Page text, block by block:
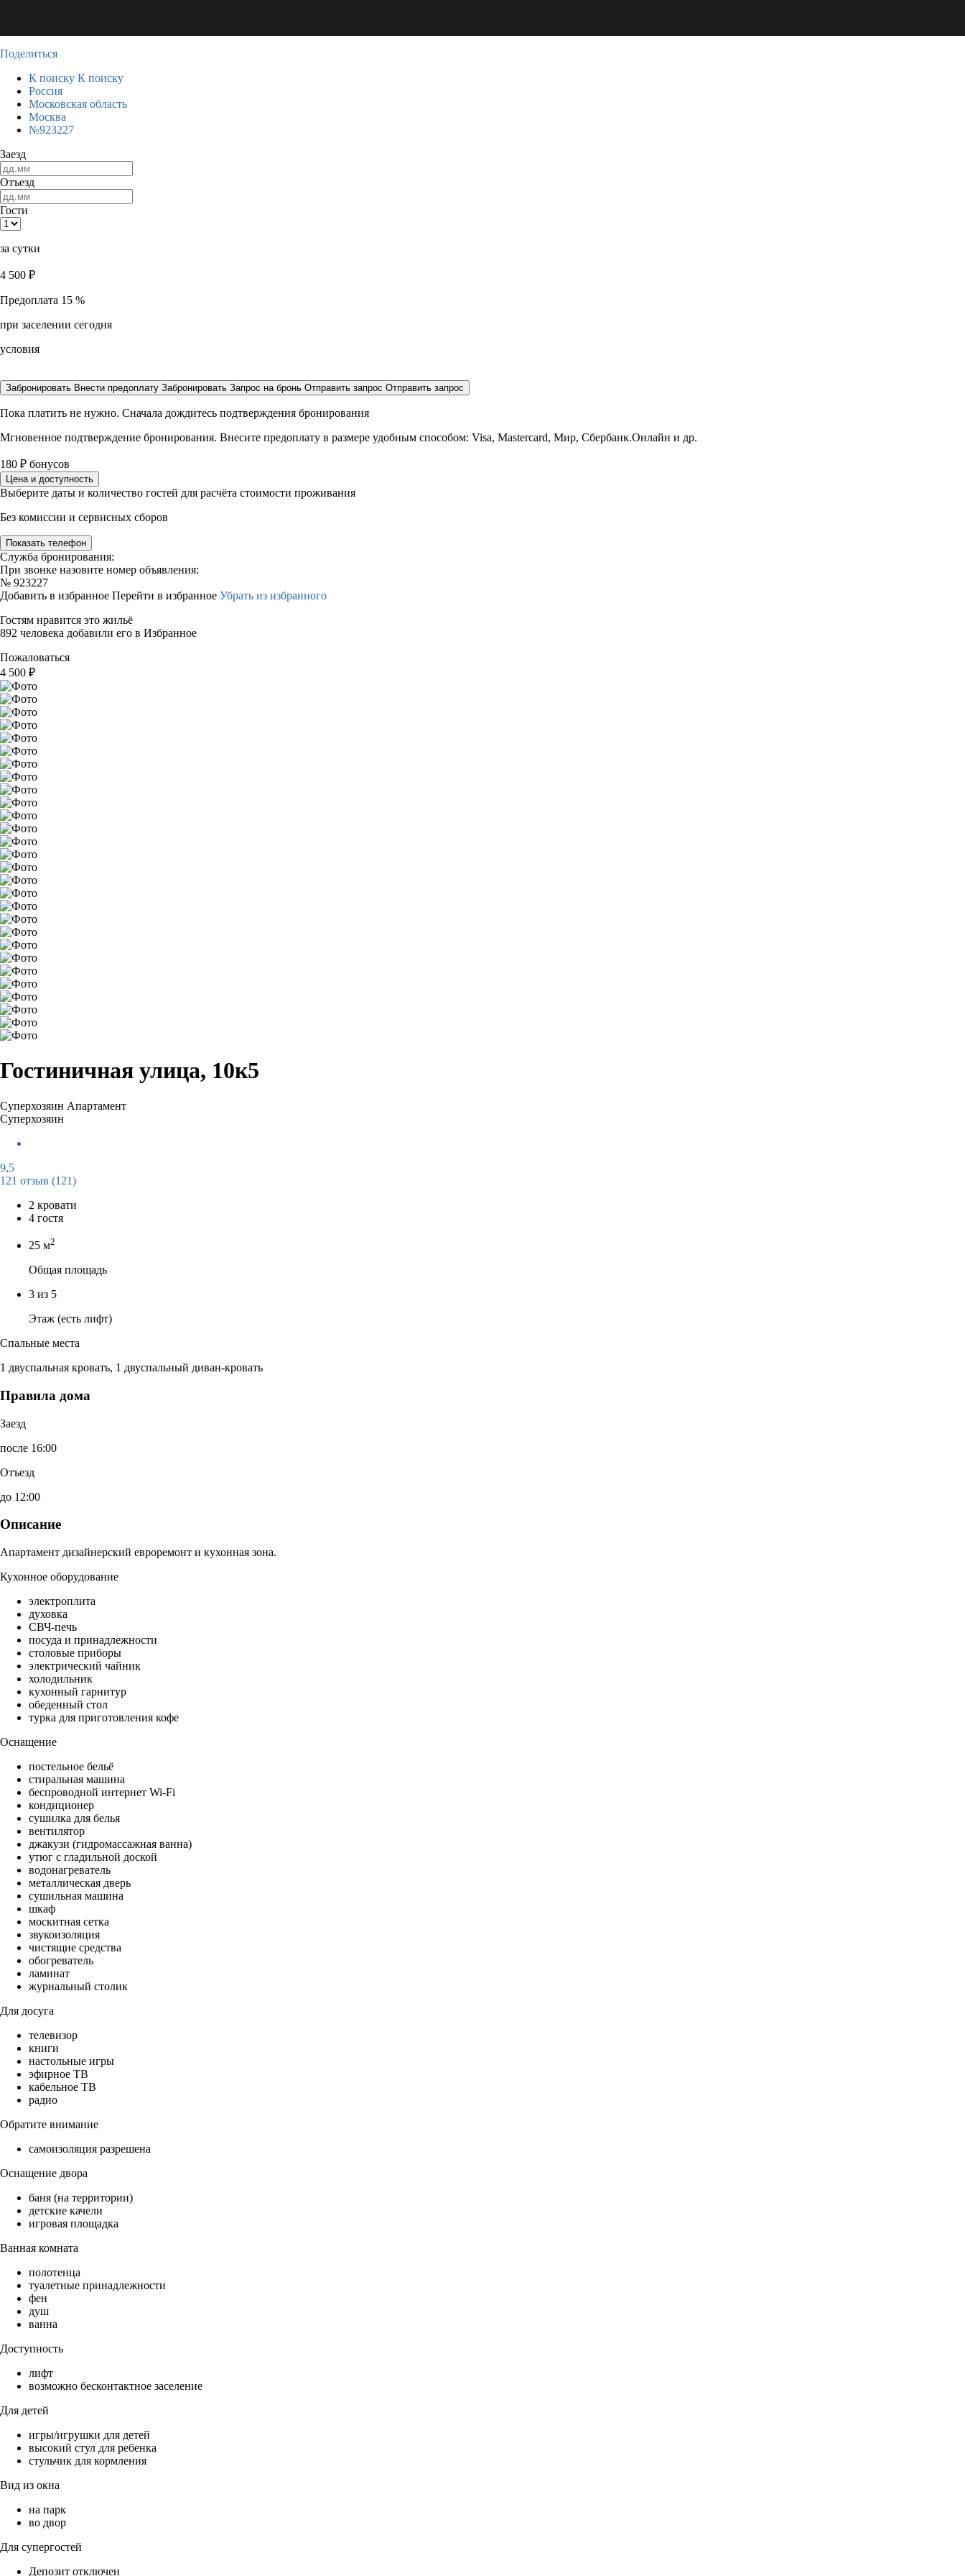
Поделиться
К поиску К поиску
Россия
Московская область
Москва
№923227
Заезд
Отъезд
Гости
за сутки
4 500 ₽
Предоплата 15 %
при заселении сегодня
условия
Забронировать Внести предоплату Забронировать Запрос на бронь Отправить запрос Отправить запрос
Пока платить не нужно. Сначала дождитесь подтверждения бронирования
Мгновенное подтверждение бронирования. Внесите предоплату в размере удобным способом: Visa, Mastercard, Мир, Сбербанк.Онлайн и др.
180 ₽ бонусов
Цена и доступность
Выберите даты и количество гостей для расчёта стоимости проживания
Без комиссии и сервисных сборов
Показать телефон
Служба бронирования:
При звонке назовите номер объявления:
№ 923227
Добавить в избранное Перейти в избранное Убрать из избранного
Гостям нравится это жильё
892 человека добавили его в Избранное
Пожаловаться
4 500 ₽
Гостиничная улица, 10к5
Суперхозяин Апартамент
Суперхозяин
9,5
121 отзыв (121)
2 кровати
4 гостя
25 м2
Общая площадь
3 из 5
Этаж (есть лифт)
Спальные места
1 двуспальная кровать, 1 двуспальный диван-кровать
Правила дома
Заезд
после 16:00
Отъезд
до 12:00
Описание
Апартамент дизайнерский евроремонт и кухонная зона.
Кухонное оборудование
электроплита
духовка
СВЧ-печь
посуда и принадлежности
столовые приборы
электрический чайник
холодильник
кухонный гарнитур
обеденный стол
турка для приготовления кофе
Оснащение
постельное бельё
стиральная машина
беспроводной интернет Wi-Fi
кондиционер
сушилка для белья
вентилятор
джакузи (гидромассажная ванна)
утюг с гладильной доской
водонагреватель
металлическая дверь
сушильная машина
шкаф
москитная сетка
звукоизоляция
чистящие средства
обогреватель
ламинат
журнальный столик
Для досуга
телевизор
книги
настольные игры
эфирное ТВ
кабельное ТВ
радио
Обратите внимание
самоизоляция разрешена
Оснащение двора
баня (на территории)
детские качели
игровая площадка
Ванная комната
полотенца
туалетные принадлежности
фен
душ
ванна
Доступность
лифт
возможно бесконтактное заселение
Для детей
игры/игрушки для детей
высокий стул для ребенка
стульчик для кормления
Вид из окна
на парк
во двор
Для супергостей
Депозит отключен